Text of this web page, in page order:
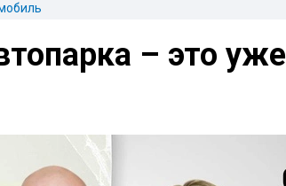
– это уже